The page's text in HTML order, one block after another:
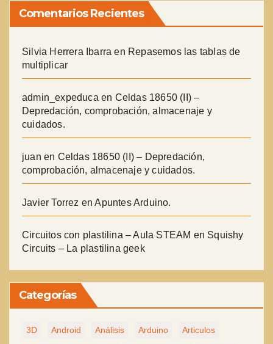
Comentarios Recientes
Silvia Herrera Ibarra en Repasemos las tablas de
multiplicar
admin_expeduca en Celdas 18650 (II) –
Depredación, comprobación, almacenaje y
cuidados.
juan en Celdas 18650 (II) – Depredación,
comprobación, almacenaje y cuidados.
Javier Torrez enApuntes Arduino.
Circuitos con plastilina – Aula STEAM en Squishy
Circuits – La plastilina geek
Categorías
3D Android Análisis Arduino Articulos